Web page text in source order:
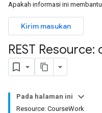
Apakah informasi ini
Kirim masukan
REST Resource:
Pada halaman ini
Resource: CourseWork